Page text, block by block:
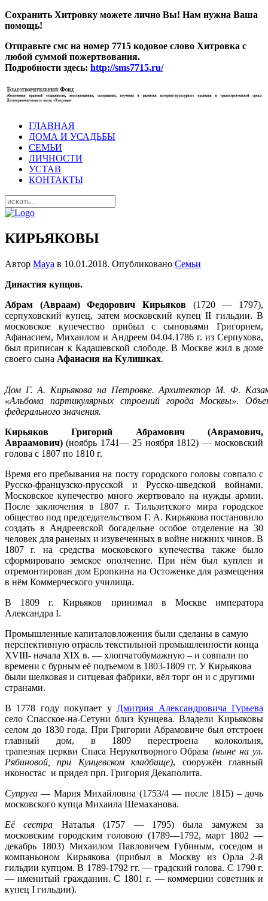
Сохранить Хитровку можете лично Вы! Нам нужна Ваша
помощь!
Отправьте смс на номер 7715 кодовое слово Хитровка с
любой суммой пожертвования.
Подробности здесь: http://sms7715.ru/
ГЛАВНАЯ
ДОМА И УСАДЬБЫ
СЕМЬИ
ЛИЧНОСТИ
УСТАВ
КОНТАКТЫ
КИРЬЯКОВЫ
Автор Maya в 10.01.2018. Опубликовано Семьи
Династия купцов.
Абрам (Авраам) Федорович Кирьяков (1720 — 1797),
серпуховский купец, затем московский купец II гильдии. В
московское купечество прибыл с сыновьями Григорием,
Афанасием, Михаилом и Андреем 04.04.1786 г. из Серпухова,
был приписан к Кадашевской слободе. В Москве жил в доме
своего сына Афанасия на Кулишках.
Дом Г. А. Кирьякова на Петровке. Архитектор М. Ф.
«Альбома партикулярных строений города Москвы».
федерального значения.
Кирьяков Григорий Абрамович (Аврамович,
Авраамович)(ноябрь 1741— 25 ноября 1812) — московский
голова с 1807 по 1810 г.
Время его пребывания на посту городского головы совпало с
Русско-французско-прусской и Русско-шведской войнами.
Московское купечество много жертвовало на нужды армии.
После заключения в 1807 г. Тильзитского мира городское
общество под председательством Г. А. Кирьякова постановило
создать в Андреевской богадельне особое отделение на 30
человек для раненых и изувеченных в войне нижних чинов. В
1807 г. на средства московского купечества также было
сформировано земское ополчение. При нём был куплен и
отремонтирован дом Еропкина на Остоженке для размещения
в нём Коммерческого училища.
В 1809 г. Кирьяков принимал в Москве императора
Александра I.
Промышленные капиталовложения были сделаны в самую
перспективную отрасль текстильной промышленности конца
XVIII- начала XIX в. — хлопчатобумажную – и совпали по
времени с бурным её подъемом в 1803-1809 гг. У Кирьякова
были шелковая и ситцевая фабрики, вёл торг он и с другими
странами.
В 1778 году покупает у Дмитрия Александровича Гурьева
село Спасское-на-Сетуни близ Кунцева. Владели Кирьяковы
селом до 1830 года. При Григории Абрамовиче был отстроен
главный дом, в 1809 перестроена колокольня,
трапезная церкви Спаса Нерукотворного Образа(ныне на ул.
Рябиновой, при Кунцевском кладбище), сооружён главный
иконостас и придел прп. Григория Декаполита.
Супруга — Мария Михайловна (1753/4 — после 1815) – дочь
московского купца Михаила Шемаханова.
Её сестра Наталья (1757 — 1795) была замужем за
московским городским головою (1789—1792, март 1802 —
декабрь 1803) Михаилом Павловичем Губиным, соседом и
компаньоном Кирьякова (прибыл в Москву из Орла 2-й
гильдии купцом. В 1789-1792 гг. — градский голова. С 1790 г.
— именитый гражданин. С 1801 г. — коммерции советник и
купец I гильдии).